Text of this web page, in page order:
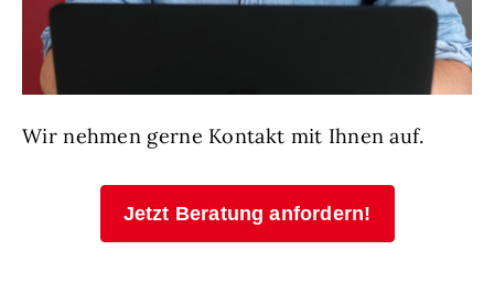
Wir nehmen gerne Kontakt mit Ihnen auf.
Jetzt Beratung anfordern!